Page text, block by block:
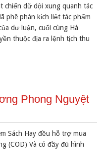
chiến dữ dội xung quanh tác
phê phán kịch liệt tác phẩm
dư luận, cuối cùng Hà
thuộc địa ra lệnh tịch thu
Phong Nguyệt
Sách Hay đều hỗ trợ mua
(COD) Và có đầy đủ hình